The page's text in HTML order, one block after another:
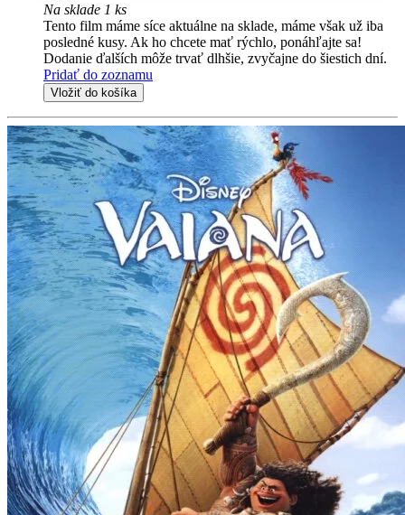
Na sklade 1 ks
Tento film máme síce aktuálne na sklade, máme však už iba
posledné kusy. Ak ho chcete mať rýchlo, ponáhľajte sa!
Dodanie ďalších môže trvať dlhšie, zvyčajne do šiestich dní.
Pridať do zoznamu
Vložiť do košíka